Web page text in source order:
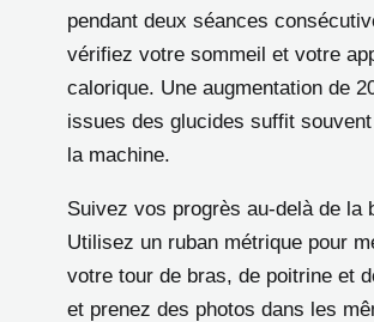
pendant deux séances
vérifiez votre sommeil et votre
calorique. Une augmentation de
issues des glucides suffit
la machine.
Suivez vos progrès au-delà de la
Utilisez un ruban métrique pour
votre tour de bras, de poitrine et
et prenez des photos dans les